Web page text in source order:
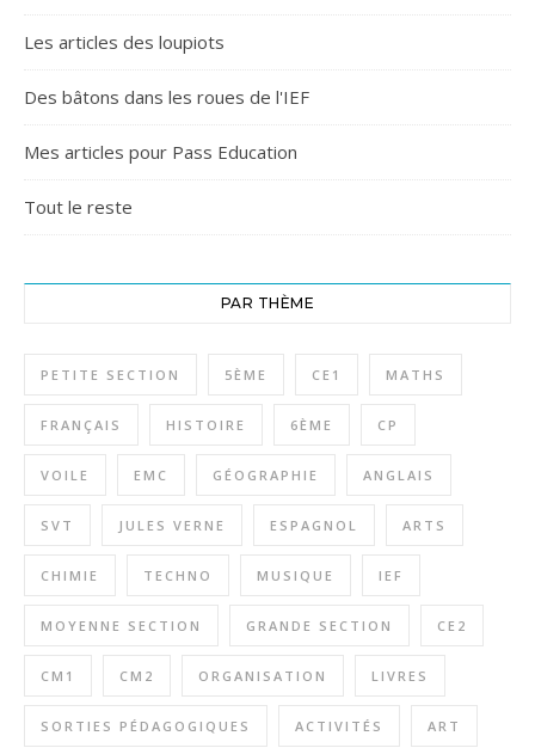
Les articles des loupiots
Des bâtons dans les roues de l'IEF
Mes articles pour Pass Education
Tout le reste
PAR THÈME
PETITE SECTION 5ÈME CE1 MATHS
FRANÇAIS HISTOIRE 6ÈME CP
VOILE EMC GÉOGRAPHIE ANGLAIS
SVT JULES VERNE ESPAGNOL ARTS
CHIMIE TECHNO MUSIQUE IEF
MOYENNE SECTION GRANDE SECTION CE2
CM1 CM2 ORGANISATION LIVRES
SORTIES PÉDAGOGIQUES ACTIVITÉS ART